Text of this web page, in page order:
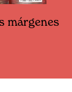
márgenes